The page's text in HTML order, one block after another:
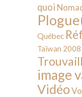
quoi
Québec
Taïwan 2008
image
Vidéo